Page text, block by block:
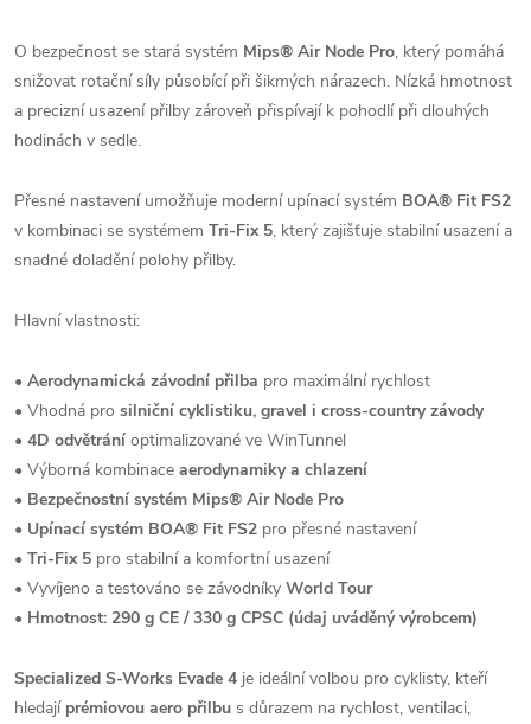
O bezpečnost se stará systém Mips® Air Node Pro, který pomáhá
snižovat rotační síly působící při šikmých nárazech. Nízká hmotnost
a precizní usazení přilby zároveň přispívají k pohodlí při dlouhých
hodinách v sedle.
Přesné nastavení umožňuje moderní upínací systém BOA® Fit FS2
v kombinaci se systémem Tri-Fix 5, který zajišťuje stabilní usazení a
snadné doladění polohy přilby.
Hlavní vlastnosti:
• Aerodynamická závodní přilba pro maximální rychlost
• Vhodná pro silniční cyklistiku, gravel i cross-country závody
• 4D odvětrání optimalizované ve WinTunnel
• Výborná kombinace aerodynamiky a chlazení
• Bezpečnostní systém Mips® Air Node Pro
• Upínací systém BOA® Fit FS2 pro přesné nastavení
• Tri-Fix 5 pro stabilní a komfortní usazení
• Vyvíjeno a testováno se závodníky World Tour
• Hmotnost: 290 g CE / 330 g CPSC (údaj uváděný výrobcem)
Specialized S-Works Evade 4 je ideální volbou pro cyklisty, kteří
hledají prémiovou aero přilbu s důrazem na rychlost, ventilaci,